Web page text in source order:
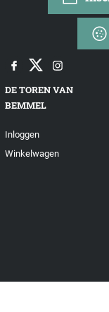
DE TOREN VAN
BEMMEL
Inloggen
Winkelwagen